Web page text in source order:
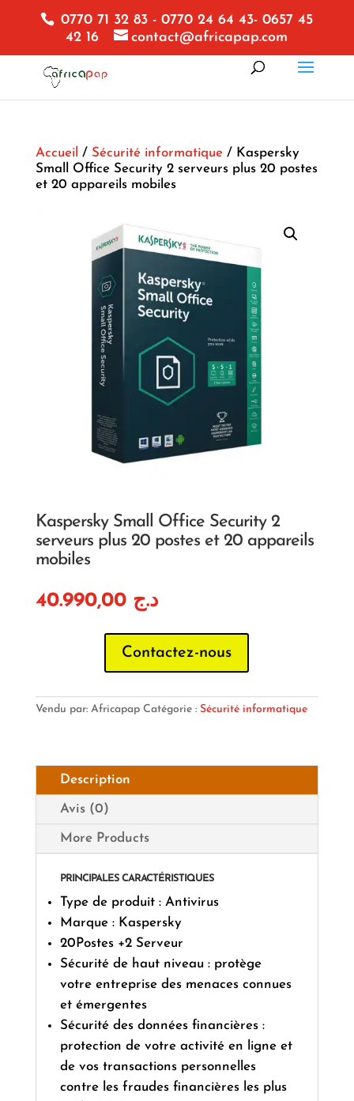
0770 71 32 83 - 0770 24 64 43- 0657 45
42 16
contact@africapap.com
Accueil / Sécurité informatique/ Kaspersky
Small Office Security 2 serveurs plus 20 postes
et 20 appareils mobiles
Kaspersky Small Office Security 2
serveurs plus 20 postes et 20 appareils
mobiles
د.ج 40.990,00
Contactez-nous
Vendu par: Africapap Catégorie : Sécurité informatique
Description
Avis (0)
More Products
PRINCIPALES CARACTÉRISTIQUES
Type de produit : Antivirus
Marque : Kaspersky
20Postes +2 Serveur
Sécurité de haut niveau : protège
votre entreprise des menaces connues
et émergentes
Sécurité des données financières :
protection de votre activité en ligne et
de vos transactions personnelles
contre les fraudes financières les plus